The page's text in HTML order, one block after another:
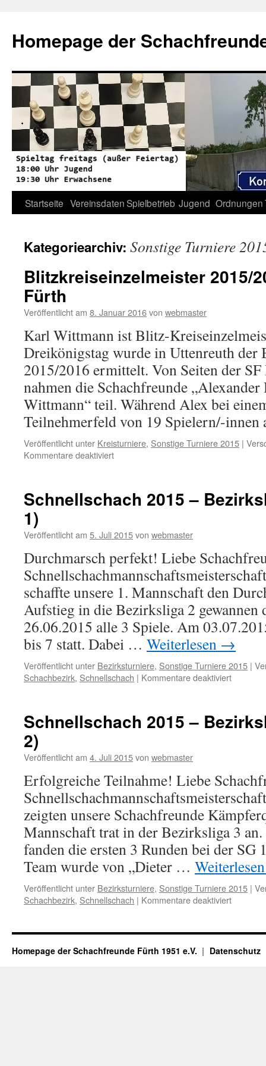
springen
Homepage der
Startseite VereinsdatenSpielbetrieb Jugend Ordnungen
Kategoriearchiv: Sonstige Turniere
Blitzkreiseinzelmeister 2015/
Fürth
Veröffentlicht am 8. Januar 2016von webmaster
Karl Wittmann ist Blitz-
Dreikönigstag wurde in Uttenreuth
2015/2016 ermittelt. Von Seiten der
nahmen die Schachfreunde
Wittmann“ teil. Während Alex bei
Teilnehmerfeld von 19 Spielern/-
Veröffentlicht unter Kreisturniere, Sonstige Turniere 2015 |
Kommentare deaktiviertfür
aus
Schnellschach 2015 –
1)
Veröffentlicht am 5. Juli 2015von webmaster
Durchmarsch perfekt! Liebe
schaffte unsere 1. Mannschaft den
Aufstieg in die Bezirksliga 2 gewannen
26.06.2015 alle 3 Spiele. Am
bis 7 statt. Dabei … Weiterlesen →
Veröffentlicht unter Bezirksturniere, Sonstige Turniere 2015 |
Schachbezirk, Schnellschach | Kommentare deaktiviertfür
Schnellschach 2015 –
2)
Veröffentlicht am 4. Juli 2015von webmaster
Erfolgreiche Teilnahme! Liebe
zeigten unsere Schachfreunde
Mannschaft trat in der Bezirksliga 3
fanden die ersten 3 Runden bei der SG
Team wurde von „Dieter …
Veröffentlicht unter Bezirksturniere, Sonstige Turniere 2015 |
Schachbezirk, Schnellschach | Kommentare deaktiviertfür
–
Homepage der Schachfreunde Fürth 1951 e.V. Datenschutz